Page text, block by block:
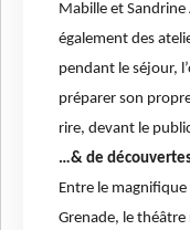
Mabille et
également des
pendant le séjour,
préparer son
rire, devant le
…& de
Entre le magnifique
Grenade, le